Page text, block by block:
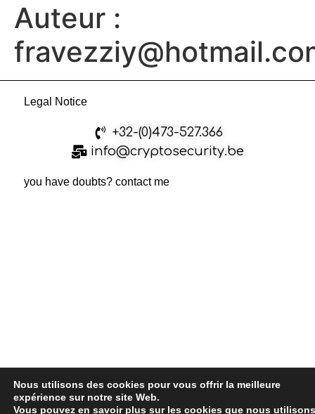
Auteur :
Legal Notice
+32-(0)473-527.366
info@cryptosecurity.be
you have doubts? contact me
Nous utilisons des cookies pour vous offrir la meilleure
expérience sur notre site Web.
Vous pouvez en savoir plus sur les cookies que nous utilisons